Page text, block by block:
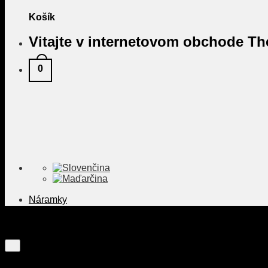
Košík
0
Vitajte v internetovom obchode
Náramky